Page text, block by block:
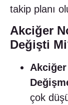
takip planı
Akciğer
Değişti
çok